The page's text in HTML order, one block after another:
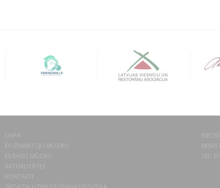
LAIPA
ES IZMANTOJU MŪZIKU
ES RADU MŪZIKU
AKTUALITĀTES
KONTAKTI
TEL.